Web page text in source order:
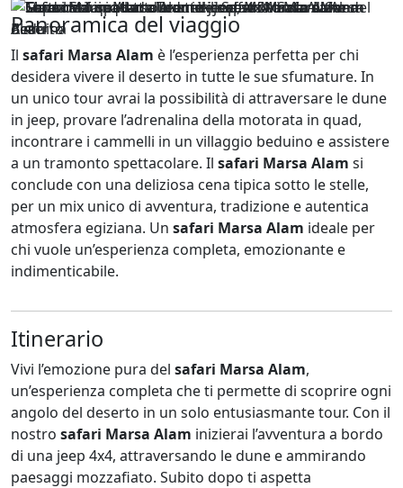
Panoramica del viaggio
Il safari Marsa Alam è l’esperienza perfetta per chi
desidera vivere il deserto in tutte le sue sfumature. In
un unico tour avrai la possibilità di attraversare le dune
in jeep, provare l’adrenalina della motorata in quad,
incontrare i cammelli in un villaggio beduino e assistere
a un tramonto spettacolare. Il safari Marsa Alam si
conclude con una deliziosa cena tipica sotto le stelle,
per un mix unico di avventura, tradizione e autentica
atmosfera egiziana. Un safari Marsa Alam ideale per
chi vuole un’esperienza completa, emozionante e
indimenticabile.
Itinerario
Vivi l’emozione pura del safari Marsa Alam,
un’esperienza completa che ti permette di scoprire ogni
angolo del deserto in un solo entusiasmante tour. Con il
nostro safari Marsa Alam inizierai l’avventura a bordo
di una jeep 4x4, attraversando le dune e ammirando
paesaggi mozzafiato. Subito dopo ti aspetta